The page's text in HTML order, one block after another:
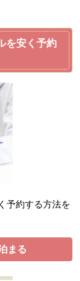
を安く予約
予約する方法を
まる